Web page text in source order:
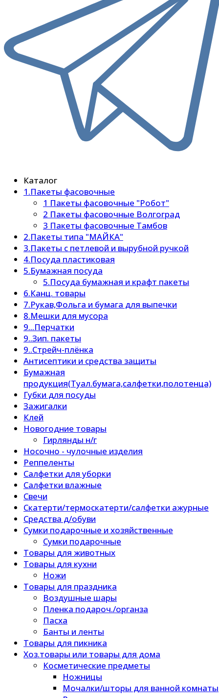
Каталог
1.Пакеты фасовочные
1 Пакеты фасовочные "Робот"
2 Пакеты фасовочные Волгоград
3 Пакеты фасовочные Тамбов
2.Пакеты типа "МАЙКА"
3.Пакеты с петлевой и вырубной ручкой
4.Посуда пластиковая
5.Бумажная посуда
5.Посуда бумажная и крафт пакеты
6.Канц. товары
7.Рукав,Фольга и бумага для выпечки
8.Мешки для мусора
9...Перчатки
9..Зип. пакеты
9..Стрейч-плёнка
Антисептики и средства защиты
Бумажная
продукция(Туал.бумага,салфетки,полотенца)
Губки для посуды
Зажигалки
Клей
Новогодние товары
Гирлянды н/г
Носочно - чулочные изделия
Реппеленты
Салфетки для уборки
Салфетки влажные
Свечи
Скатерти/термоскатерти/салфетки ажурные
Средства д/обуви
Сумки подарочные и хозяйственные
Сумки подарочные
Товары для животных
Товары для кухни
Ножи
Товары для праздника
Воздушные шары
Пленка подароч./органза
Пасха
Банты и ленты
Товары для пикника
Хоз.товары или товары для дома
Косметические предметы
Ножницы
Мочалки/шторы для ванной комнаты